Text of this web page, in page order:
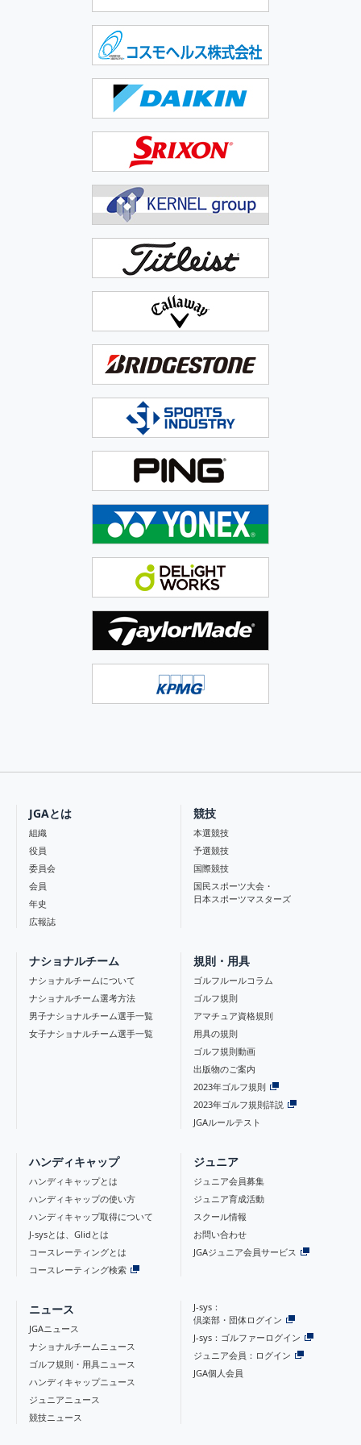
JGAとは
組織
役員
委員会
会員
年史
広報誌
競技
本選競技
予選競技
国際競技
国民スポーツ大会・
日本スポーツマスターズ
ナショナルチーム
ナショナルチームについて
ナショナルチーム選考方法
男子ナショナルチーム選手一覧
女子ナショナルチーム選手一覧
規則・用具
ゴルフルールコラム
ゴルフ規則
アマチュア資格規則
用具の規則
ゴルフ規則動画
出版物のご案内
2023年ゴルフ規則
2023年ゴルフ規則詳説
JGAルールテスト
ハンディキャップ
ハンディキャップとは
ハンディキャップの使い方
ハンディキャップ取得について
J-sysとは、Glidとは
コースレーティングとは
コースレーティング検索
ジュニア
ジュニア会員募集
ジュニア育成活動
スクール情報
お問い合わせ
JGAジュニア会員サービス
ニュース
JGAニュース
ナショナルチームニュース
ゴルフ規則・用具ニュース
ハンディキャップニュース
ジュニアニュース
競技ニュース
J-sys：
倶楽部・団体ログイン
J-sys：ゴルファーログイン
ジュニア会員：ログイン
JGA個人会員